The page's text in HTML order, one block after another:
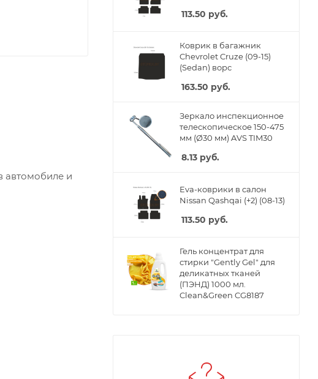
автомобиле и
113.50 руб.
Коврик в багажник
Chevrolet Cruze (09-15)
(Sedan) ворс
163.50 руб.
Зеркало инспекционное
телескопическое 150-475
мм (Ø30 мм) AVS TIM30
8.13 руб.
Eva-коврики в салон
Nissan Qashqai (+2) (08-13)
113.50 руб.
Гель концентрат для
стирки "Gently Gel" для
деликатных тканей
(ПЭНД) 1000 мл.
Clean&Green CG8187